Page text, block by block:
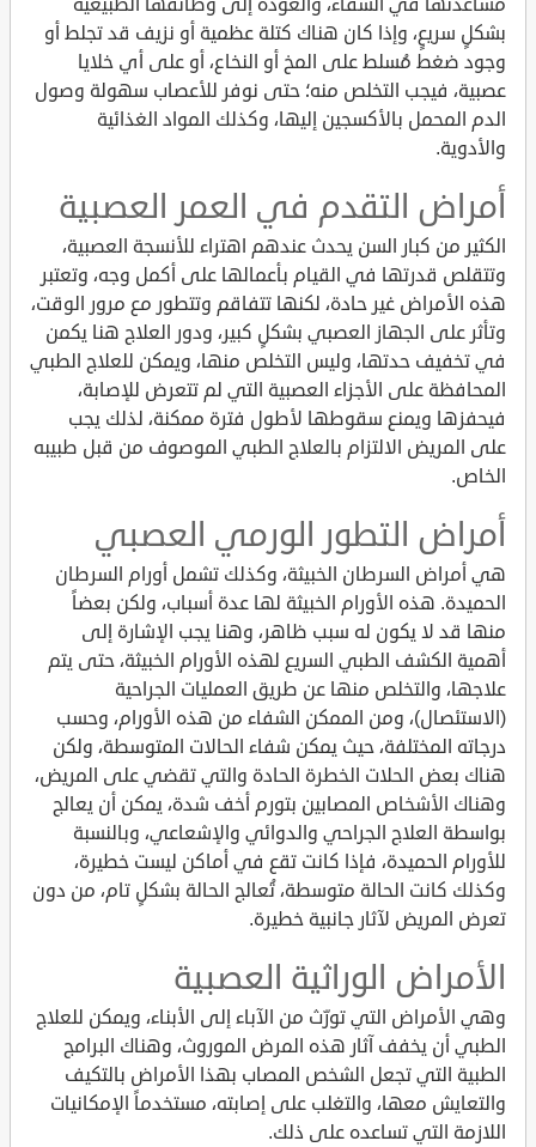
بشكلٍ سريعٍ، وإذا كان هناك كتلة عظمية أو نزيف قد تجلط أو
وجود ضغط مُسلط على المخ أو النخاع، أو على أي خلايا
عصبية، فيجب التخلص منه؛ حتى نوفر للأعصاب سهولة وصول
الدم المحمل بالأكسجين إليها، وكذلك المواد الغذائية
والأدوية.
أمراض التقدم في العمر العصبية
الكثير من كبار السن يحدث عندهم اهتراء للأنسجة العصبية،
وتتقلص قدرتها في القيام بأعمالها على أكمل وجه، وتعتبر
هذه الأمراض غير حادة، لكنها تتفاقم وتتطور مع مرور الوقت،
وتأثر على الجهاز العصبي بشكلٍ كبير، ودور العلاج هنا يكمن
في تخفيف حدتها، وليس التخلص منها، ويمكن للعلاج الطبي
المحافظة على الأجزاء العصبية التي لم تتعرض للإصابة،
فيحفزها ويمنع سقوطها لأطول فترة ممكنة، لذلك يجب
على المريض الالتزام بالعلاج الطبي الموصوف من قبل طبيبه
الخاص.
أمراض التطور الورمي العصبي
هي أمراض السرطان الخبيثة، وكذلك تشمل أورام السرطان
الحميدة. هذه الأورام الخبيثة لها عدة أسباب، ولكن بعضاً
منها قد لا يكون له سبب ظاهر، وهنا يجب الإشارة إلى
أهمية الكشف الطبي السريع لهذه الأورام الخبيثة، حتى يتم
علاجها، والتخلص منها عن طريق العمليات الجراحية
(الاستئصال)، ومن الممكن الشفاء من هذه الأورام، وحسب
درجاته المختلفة، حيث يمكن شفاء الحالات المتوسطة، ولكن
هناك بعض الحلات الخطرة الحادة والتي تقضي على المريض،
وهناك الأشخاص المصابين بتورم أخف شدة، يمكن أن يعالج
بواسطة العلاج الجراحي والدوائي والإشعاعي، وبالنسبة
للأورام الحميدة، فإذا كانت تقع في أماكن ليست خطيرة،
وكذلك كانت الحالة متوسطة، تُعالج الحالة بشكلٍ تام، من دون
تعرض المريض لآثار جانبية خطيرة.
الأمراض الوراثية العصبية
وهي الأمراض التي تورّث من الآباء إلى الأبناء، ويمكن للعلاج
الطبي أن يخفف آثار هذه المرض الموروث، وهناك البرامج
الطبية التي تجعل الشخص المصاب بهذا الأمراض بالتكيف
والتعايش معها، والتغلب على إصابته، مستخدماً الإمكانيات
اللازمة التي تساعده على ذلك.